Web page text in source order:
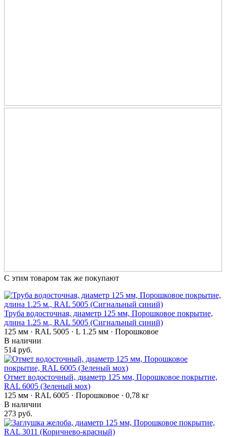
С этим товаром так же покупают
Труба водосточная, диаметр 125 мм, Порошковое покрытие,
длина 1.25 м., RAL 5005 (Сигнальный синий)
125 мм · RAL 5005 · L 1.25 мм · Порошковое
В наличии
514 руб.
Отмет водосточный, диаметр 125 мм, Порошковое покрытие,
RAL 6005 (Зеленый мох)
125 мм · RAL 6005 · Порошковое · 0,78 кг
В наличии
273 руб.